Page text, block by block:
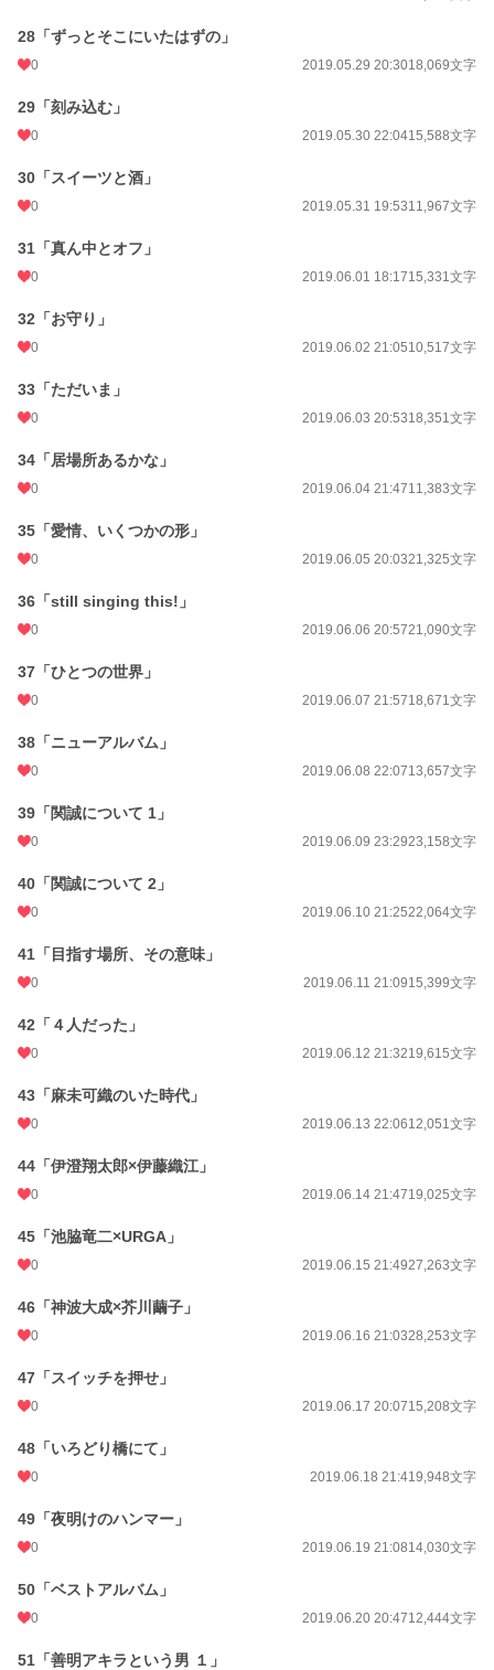
28「ずっとそこにいたはずの」
0 2019.05.29 20:3018,069文字
29「刻み込む」
0 2019.05.30 22:0415,588文字
30「スイーツと酒」
0 2019.05.31 19:5311,967文字
31「真ん中とオフ」
0 2019.06.01 18:1715,331文字
32「お守り」
0 2019.06.02 21:0510,517文字
33「ただいま」
0 2019.06.03 20:5318,351文字
34「居場所あるかな」
0 2019.06.04 21:4711,383文字
35「愛情、いくつかの形」
0 2019.06.05 20:0321,325文字
36「still singing this!」
0 2019.06.06 20:5721,090文字
37「ひとつの世界」
0 2019.06.07 21:5718,671文字
38「ニューアルバム」
0 2019.06.08 22:0713,657文字
39「関誠について 1」
0 2019.06.09 23:2923,158文字
40「関誠について 2」
0 2019.06.10 21:2522,064文字
41「目指す場所、その意味」
0 2019.06.11 21:0915,399文字
42「４人だった」
0 2019.06.12 21:3219,615文字
43「麻未可織のいた時代」
0 2019.06.13 22:0612,051文字
44「伊澄翔太郎×伊藤織江」
0 2019.06.14 21:4719,025文字
45「池脇竜二×URGA」
0 2019.06.15 21:4927,263文字
46「神波大成×芥川繭子」
0 2019.06.16 21:0328,253文字
47「スイッチを押せ」
0 2019.06.17 20:0715,208文字
48「いろどり橋にて」
0 2019.06.18 21:419,948文字
49「夜明けのハンマー」
0 2019.06.19 21:0814,030文字
50「ベストアルバム」
0 2019.06.20 20:4712,444文字
51「善明アキラという男 １」